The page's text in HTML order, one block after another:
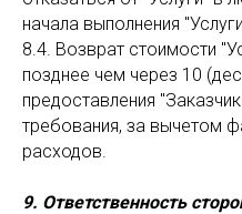
начала выполнения
8.4. Возврат стоимости
позднее чем через 10
предоставления
требования, за вычетом
расходов.
9. Ответственность